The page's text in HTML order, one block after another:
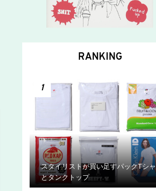
RANKING
1
スタイリストが買い足すパックTシ
とタンクトップ